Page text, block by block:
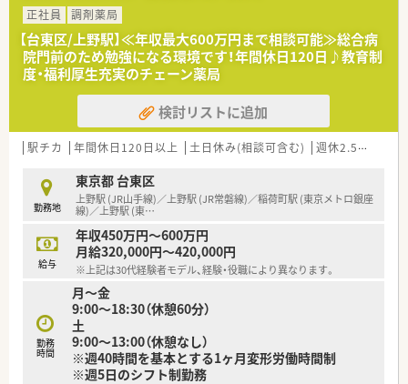
■現在の開局時間（月～土9:00～18:00）だけでなく、将来的な月
～日祝9:00～20:00の開局時間に対応可能な方を優先的に求めて
います。
■ICTに抵抗のない方や、新しいオンライン服薬指導のシステム
に積極的に関わりたいという意欲的な薬剤師を歓迎していま
す。
【法人特徴について】
■全国43都道府県に687店舗を展開し、病医院専門の経営コンサ
■健康サポート薬局の届出数も全国1位を誇り、地域医療への貢
献と「かかりつけ薬局・薬剤師」の実現を目指すビジョンを持って
います。
■医療機関の開業支援まで行うことで医薬連携を積極的に図っ
ており、医療機関との良好な関係性を構築しています。
【想定される業務内容】
■オンライン服薬指導に特化し、自社開発のヘルスケアアプリ
『タヨリス』を通じてビデオ通話で服薬指導に対応することが中
心業務です。
■オンライン服薬指導に付随する保険調剤や監査、在庫管理など
も重要な業務として担当していただきます。
■医薬品は郵送で配送するため、対面での接客とは異なる新しい
正社員
調剤薬局
【台東区/上野駅】≪年収最大600万円まで相談可能≫総合病
院門前のため勉強になる環境です！年間休日120日♪教育制
度・福利厚生充実のチェーン薬局
検討リストに追加
駅チカ 年間休日120日以上 土日休み(相談可含む) 週休2.5日以上
勤務地
東京都 台東区
上野駅 (JR山手線)／上野駅 (JR常磐線)／稲荷町駅 (東京メトロ銀座
線)／上野駅 (東…
給与
年収450万円～600万円
月給320,000円～420,000円
※上記は30代経験者モデル、経験・役職により異なります。
勤務
時間
月～金
9:00～18:30（休憩60分）
土
9:00～13:00（休憩なし）
※週40時間を基本とする1ヶ月変形労働時間制
※週5日のシフト制勤務